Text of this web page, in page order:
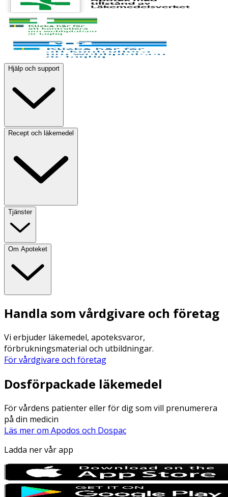
Hjälp och support
Recept och läkemedel
Tjänster
Om Apoteket
Handla som vårdgivare och företag
Vi erbjuder läkemedel, apoteksvaror,
förbrukningsmaterial och utbildningar.
För vårdgivare och företag
Dosförpackade läkemedel
För vårdens patienter eller för dig som vill prenumerera
på din medicin
Läs mer om Apodos och Dospac
Ladda ner vår app